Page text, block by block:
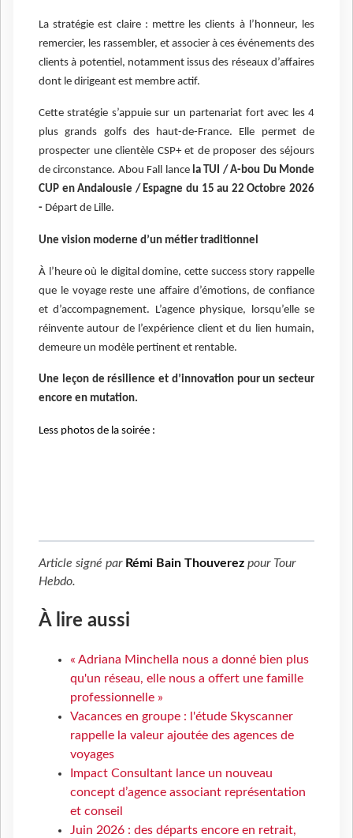
La stratégie est claire : mettre les clients à l’honneur, les
remercier, les rassembler, et associer à ces événements des
clients à potentiel, notamment issus des réseaux d’affaires
dont le dirigeant est membre actif.
Cette stratégie s’appuie sur un partenariat fort avec les 4
plus grands golfs des haut-de-France. Elle permet de
prospecter une clientèle CSP+ et de proposer des séjours
de circonstance. Abou Fall lancela TUI / A-bou Du Monde
CUP en Andalousie / Espagne du 15 au 22 Octobre 2026
- Départ de Lille.
Une vision moderne d’un métier traditionnel
À l’heure où le digital domine, cette success story rappelle
que le voyage reste une affaire d’émotions, de confiance
et d’accompagnement. L’agence physique, lorsqu’elle se
réinvente autour de l’expérience client et du lien humain,
demeure un modèle pertinent et rentable.
Une leçon de résilience et d’innovation pour un secteur
encore en mutation.
Less photos de la soirée :
Article signé par Rémi Bain Thouverez pour Tour
Hebdo.
À lire aussi
« Adriana Minchella nous a donné bien plus
qu'un réseau, elle nous a offert une famille
professionnelle »
Vacances en groupe : l'étude Skyscanner
rappelle la valeur ajoutée des agences de
voyages
Impact Consultant lance un nouveau
concept d’agence associant représentation
et conseil
Juin 2026 : des départs encore en retrait,